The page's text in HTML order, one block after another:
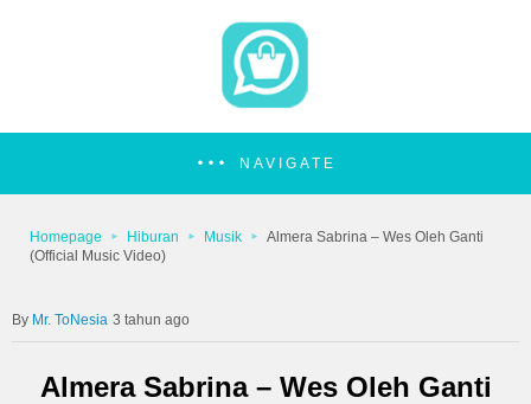
NAVIGATE
Homepage Hiburan Musik
Almera Sabrina – Wes Oleh Ganti
(Official Music Video)
Mr. ToNesia 3 tahun ago
Almera Sabrina – Wes Oleh Ganti